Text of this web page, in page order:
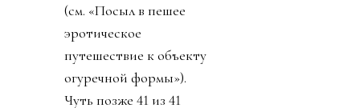
(см. «Посыл в пешее
эротическое
путешествие к объекту
огуречной формы»).
Чуть позже 41 из 41